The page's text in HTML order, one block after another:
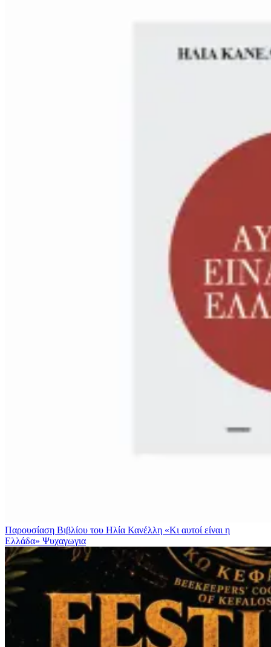
Παρουσίαση Βιβλίου του Ηλία Κανέλλη «Κι αυτοί είναι η
Ελλάδα» Ψυχαγωγια